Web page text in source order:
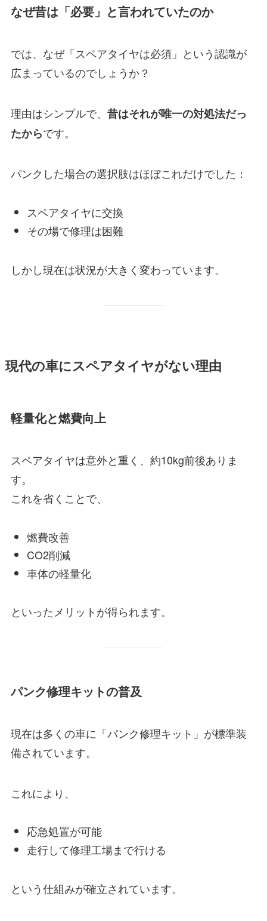
なぜ昔は「必要」と言われていたのか
では、なぜ「スペアタイヤは必須」という認識が
広まっているのでしょうか？
理由はシンプルで、 昔はそれが唯一の対処法だっ
たからです。
パンクした場合の選択肢はほぼこれだけでした：
スペアタイヤに交換
その場で修理は困難
しかし現在は状況が大きく変わっています。
現代の車にスペアタイヤがない理由
軽量化と燃費向上
スペアタイヤは意外と重く、約10kg前後ありま
す。
これを省くことで、
燃費改善
CO2削減
車体の軽量化
といったメリットが得られます。
パンク修理キットの普及
現在は多くの車に「パンク修理キット」が標準装
備されています。
これにより、
応急処置が可能
走行して修理工場まで行ける
という仕組みが確立されています。